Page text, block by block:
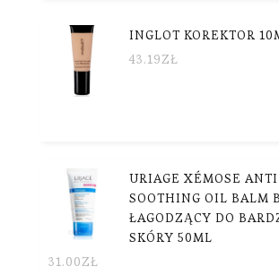
INGLOT KOREKTOR
43.19ZŁ
URIAGE XÉMOSE
SOOTHING OIL BALM
ŁAGODZĄCY DO
SKÓRY 50ML
31.00ZŁ